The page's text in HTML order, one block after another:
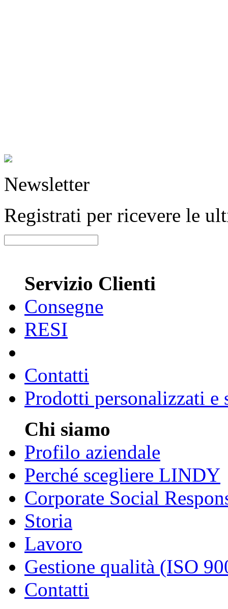
Newsletter
Registrati per ricevere le
Servizio Clienti
Consegne
RESI
Contatti
Prodotti personalizzati e
Chi siamo
Profilo aziendale
Perché scegliere LINDY
Corporate Social
Storia
Lavoro
Gestione qualità (ISO
Contatti